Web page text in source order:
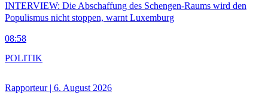
INTERVIEW: Die Abschaffung des Schengen-Raums wird den
Populismus nicht stoppen, warnt Luxemburg
08:58
Rapporteur | 6. August 2026
POLITIK